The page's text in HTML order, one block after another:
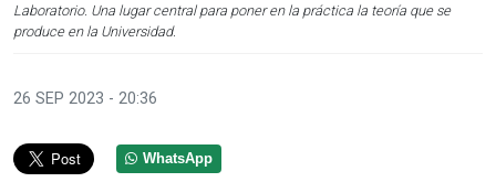
Laboratorio. Una lugar central para poner en la práctica la teoría que se
produce en la Universidad.
26 SEP 2023 - 20:36
WhatsApp